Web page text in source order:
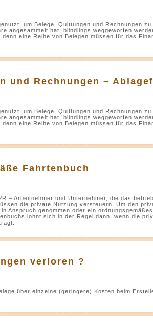
um Belege, Quittungen und Rechnungen
angesammelt hat, blindlings weggeworfen
eine Reihe von Belegen müssen für das
und Rechnungen –
um Belege, Quittungen und Rechnungen
angesammelt hat, blindlings weggeworfen
eine Reihe von Belegen müssen für das
Fahrtenbuch
– Arbeitnehmer und Unternehmer, die das
die private Nutzung versteuern. Um den
Anspruch genommen oder ein
lohnt sich in der Regel dann, wenn die
verloren ?
über einzelne (geringere) Kosten beim